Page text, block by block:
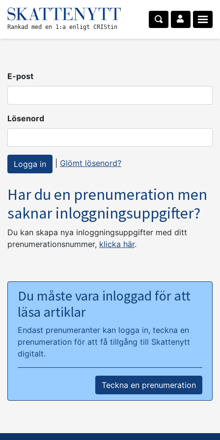
Rankad med en 1:a enligt CRIStin
E-post
Lösenord
Glömt lösenord?
Har du en prenumeration men
saknar inloggningsuppgifter?
Du kan skapa nya inloggningsuppgifter med ditt
prenumerationsnummer, klicka här.
Du måste vara inloggad för att
läsa artiklar
Endast prenumeranter kan logga in, teckna en
prenumeration för att få tillgång till Skattenytt
digitalt.
Teckna en prenumeration